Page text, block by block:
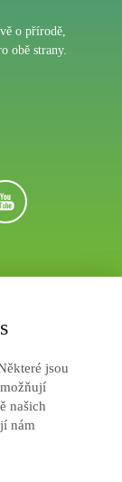
o přírodě,
obě strany.
jsou
našich
nám